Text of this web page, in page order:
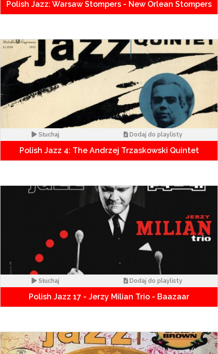
Polish Jazz: Warsaw Stompers - New Orlean Stompers
Słuchaj Dodaj do playlisty
Polish Jazz 4: The Andrzej Trzaskowski Quintet
Słuchaj Dodaj do playlisty
Polish Jazz 17 - Jerzy Milian Trio - Baazaar